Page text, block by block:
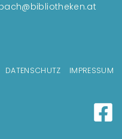
DATENSCHUTZ IMPRESSUM